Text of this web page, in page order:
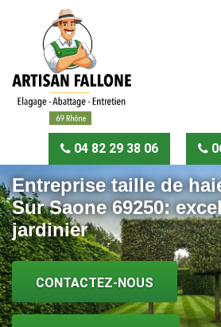
04 82 29 38 06
Entreprise taille de
Sur Saone 69250:
jardinier
CONTACTEZ-NOUS